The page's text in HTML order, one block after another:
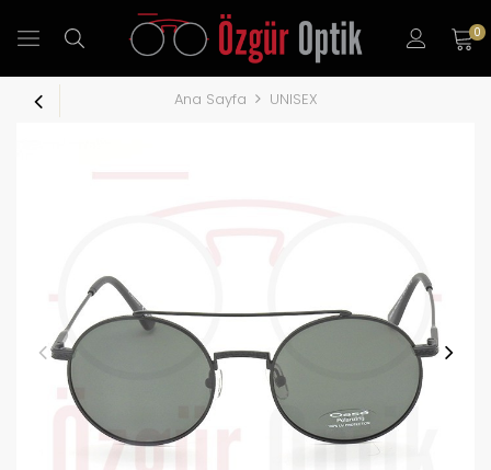
0
Ana Sayfa UNISEX